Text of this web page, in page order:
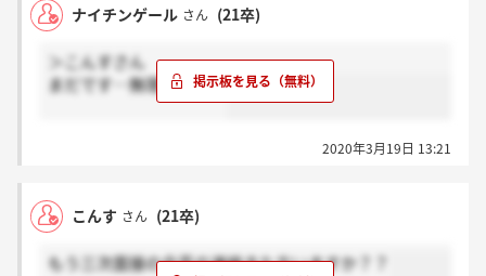
ナイチンゲール さん (21卒)
＞こんすさん
まだです…無理ですかね
2020年3月19日 13:21
こんす さん (21卒)
もう三次面接の合否の連絡きた方いますか？？